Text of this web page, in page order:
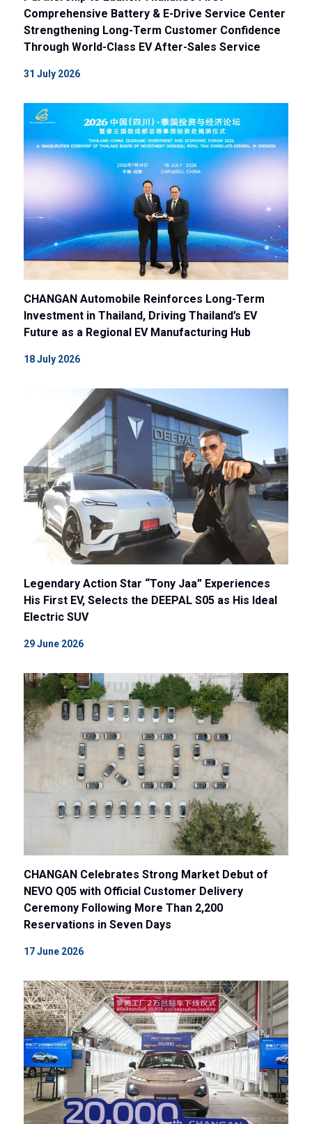
Comprehensive Battery & E-Drive Service Center
Strengthening Long-Term Customer Confidence
Through World-Class EV After-Sales Service
31 July 2026
CHANGAN Automobile Reinforces Long-Term
Investment in Thailand, Driving Thailand’s EV
Future as a Regional EV Manufacturing Hub
18 July 2026
Legendary Action Star “Tony Jaa” Experiences
His First EV, Selects the DEEPAL S05 as His Ideal
Electric SUV
29 June 2026
CHANGAN Celebrates Strong Market Debut of
NEVO Q05 with Official Customer Delivery
Ceremony Following More Than 2,200
Reservations in Seven Days
17 June 2026